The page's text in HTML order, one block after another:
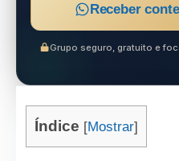
Receber
Grupo seguro, gratuito e
Índice [Mostrar]